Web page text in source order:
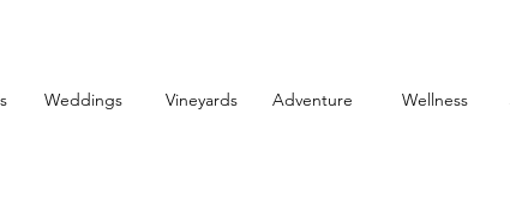
Weddings Vineyards Adventure Wellness